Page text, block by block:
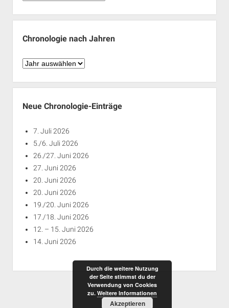
Monaten
Chronologie nach Jahren
Chronologie
Jahren
Neue Chronologie-Einträge
7. Juli 2026
5./6. Juli 2026
26./27. Juni 2026
27. Juni 2026
20. Juni 2026
20. Juni 2026
19./20. Juni 2026
17./18. Juni 2026
12. – 15. Juni 2026
14. Juni 2026
Durch die weitere Nutzung
der Seite stimmst du der
Verwendung von Cookies
zu. Weitere Informationen
Akzeptieren